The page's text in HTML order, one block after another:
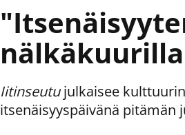
Iitinseutujulkaisee
itsenäisyyspäivänä pitämän